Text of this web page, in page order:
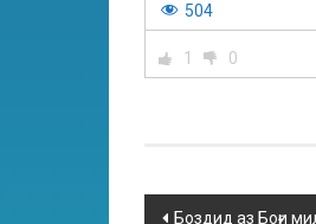
504
1 0
Боздид аз Боғи